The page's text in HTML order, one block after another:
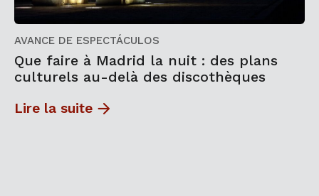
AVANCE DE ESPECTÁCULOS
Que faire à Madrid la nuit : des plans
culturels au-delà des discothèques
Lire la suite